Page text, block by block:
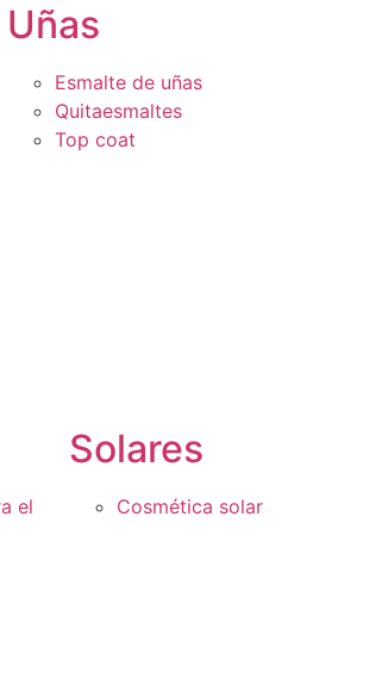
Uñas
Esmalte de uñas
Quitaesmaltes
Top coat
el
Solares
Cosmética solar